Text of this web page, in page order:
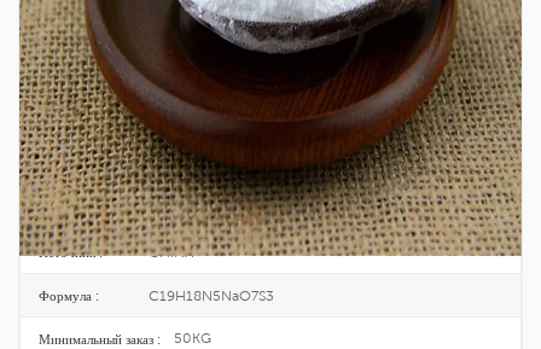
Цефотаксифур натрия — первый в мире цефалоспорин третьего поколения,
специально разработанный для домашнего скота и птицы.
КАС № : 104010-37-9
ЭИНЕКС : 680-655-2
Упаковка : 25KG/DRUM
Бренд : TOPINCHEM®
Источник : CHINA
Формула : C19H18N5NaO7S3
Минимальный заказ : 50KG